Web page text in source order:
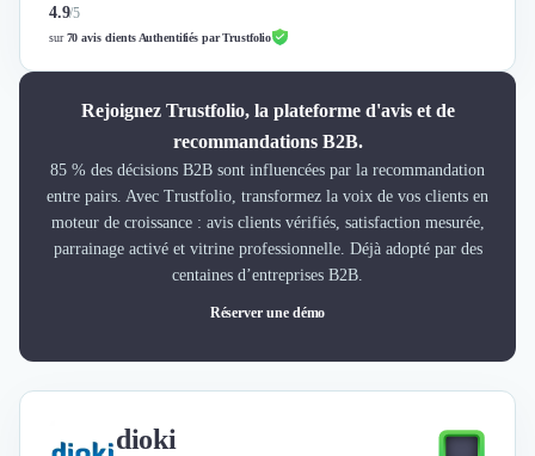
4.9/5
sur70 avis clients Authentifiés par Trustfolio
Rejoignez Trustfolio, la plateforme d'avis et de
recommandations B2B.
85 % des décisions B2B sont influencées par la recommandation
entre pairs. Avec Trustfolio, transformez la voix de vos clients en
moteur de croissance : avis clients vérifiés, satisfaction mesurée,
parrainage activé et vitrine professionnelle. Déjà adopté par des
centaines d’entreprises B2B.
Réserver une démo
dioki